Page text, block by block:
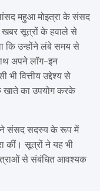
महुआ मोइत्रा के संसद
खबर सूत्रों के हवाले से
कि उन्होंने लंबे समय से
अपने लॉग-इन
वित्तीय उद्देश्य से
खाते का उपयोग करके
ने संसद सदस्य के रूप में
कीं। सूत्रों ने यह भी
से संबंधित आवश्यक